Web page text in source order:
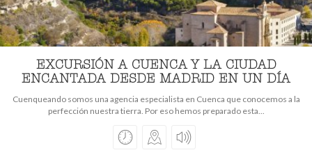
EXCURSIÓN A CUENCA Y LA CIUDAD
ENCANTADA DESDE MADRID EN UN DÍA
Cuenqueando somos una agencia especialista en Cuenca que conocemos a la
perfección nuestra tierra. Por eso hemos preparado esta...